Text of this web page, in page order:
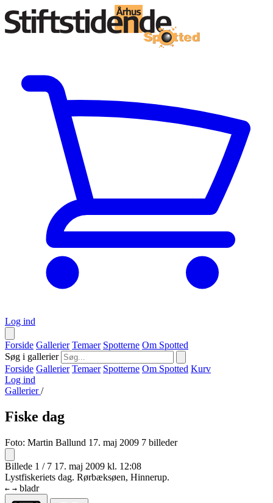
Log ind
Forside Gallerier Temaer Spotterne Om Spotted
Søg i gallerier
Forside Gallerier Temaer Spotterne Om Spotted Kurv
Log ind
Gallerier/
Fiske dag
Foto: Martin Ballund 17. maj 2009 7 billeder
Billede 1 / 7 17. maj 2009 kl. 12:08
Lystfiskeriets dag. Rørbæksøen, Hinnerup.
← → bladr